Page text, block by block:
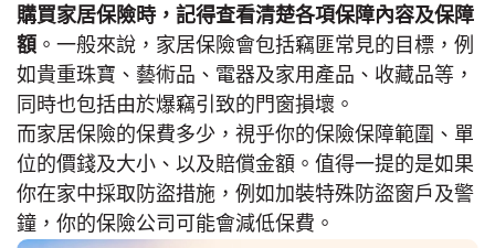
購買家居保險時，記得查看清楚各項保障內容及保障
額 。一般來說，家居保險會包括竊匪常見的目標，例
如貴重珠寶、藝術品、電器及家用產品、收藏品等，
同時也包括由於爆竊引致的門窗損壞。
而家居保險的保費多少，視乎你的保險保障範圍、單
位的價錢及大小、以及賠償金額。值得一提的是如果
你在家中採取防盜措施，例如加裝特殊防盜窗戶及警
鐘，你的保險公司可能會減低保費。